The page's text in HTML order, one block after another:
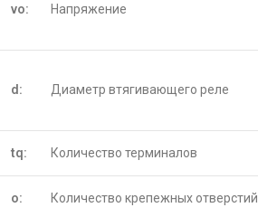
vo: Напряжение
d: Диаметр втягивающего реле
tq: Количество терминалов
o: Количество крепежных отверстий